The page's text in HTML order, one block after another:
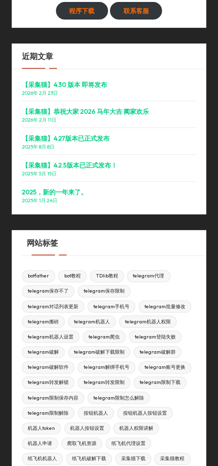
程序下载 联系客服
近期文章
【采集猫】4.30 版本 即将发布
2026年 2月 23日
【采集猫】恭祝大家 2026 马年大吉 阖家欢乐
2026年 2月 11日
【采集猫】4.27版本已正式发布
2025年 8月 8日
【采集猫】4.2.5版本已正式发布！
2025年 5月 15日
2025，新的一年来了。
2025年 1月 24日
网站标签
botfather bot教程 TDlib教程 telegram代理
telegram保存不了 telegram保存限制
telegram对话列表更新 telegram手机号 telegram批量修改
telegram搬砖 telegram机器人 telegram机器人权限
telegram机器人设置 telegram爬虫 telegram登陆失败
telegram破解 telegram破解下载限制 telegram破解群
telegram破解软件 telegram解绑手机号 telegram账号更换
telegram转发解锁 telegram转发限制 telegram限制下载
telegram限制保存内容 telegram限制怎么解除
telegram限制解除 按钮机器人 按钮机器人按钮设置
机器人token 机器人按钮设置 机器人权限讲解
机器人申请 爬取飞机资源 纸飞机代理设置
纸飞机机器人 纸飞机破解下载 采集猫下载 采集猫教程